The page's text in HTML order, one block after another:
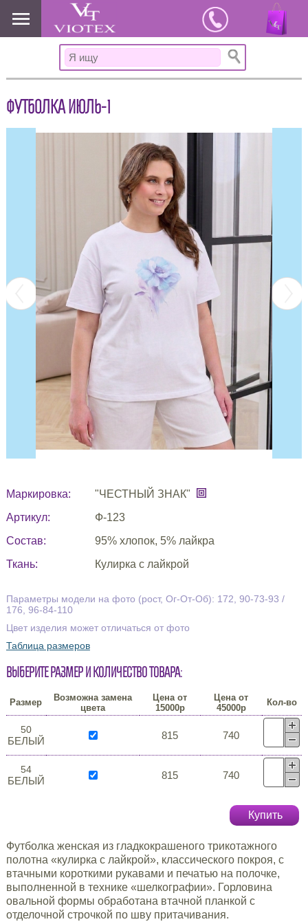
www.viotex37.ru
ФУТБОЛКА ИЮЛЬ-1
Маркировка:
"ЧЕСТНЫЙ ЗНАК"
Артикул:
Ф-123
Состав:
95% хлопок, 5% лайкра
Ткань:
Кулирка с лайкрой
Параметры модели на фото (рост, Ог-От-Об): 172, 90-73-93 /
176, 96-84-110
Цвет изделия может отличаться от фото
Таблица размеров
Выберите размер и количество товара:
Размер
Возможна замена
цвета
Цена от
15000р
Цена от
45000р
Кол-во
50
БЕЛЫЙ 815 740
54
БЕЛЫЙ 815 740
Купить
Футболка женская из гладкокрашеного трикотажного
полотна «кулирка с лайкрой», классического покроя, с
втачными короткими рукавами и печатью на полочке,
выполненной в технике «шелкографии». Горловина
овальной формы обработана втачной планкой с
отделочной строчкой по шву притачивания.